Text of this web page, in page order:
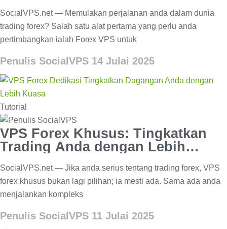
SocialVPS.net — Memulakan perjalanan anda dalam dunia
trading forex? Salah satu alat pertama yang perlu anda
pertimbangkan ialah Forex VPS untuk
Penulis SocialVPS 14 Julai 2025
Tutorial
VPS Forex Khusus: Tingkatkan
Trading Anda dengan Lebih
SocialVPS.net — Jika anda serius tentang trading forex, VPS
forex khusus bukan lagi pilihan; ia mesti ada. Sama ada anda
menjalankan kompleks
Penulis SocialVPS 11 Julai 2025